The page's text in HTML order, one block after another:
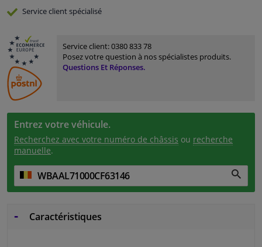
Serviceclient spécialisé
Service client:0380 833 78
Posez votre question à nos spécialistes produits.
Questions Et Réponses.
Entrez votre véhicule.
Recherchez avec votre numéro de châssis ou recherche
manuelle.
Caractéristiques